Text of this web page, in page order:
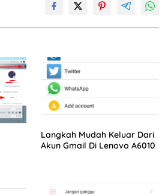
Langkah Mudah Keluar Dari
Akun Gmail Di Lenovo A6010